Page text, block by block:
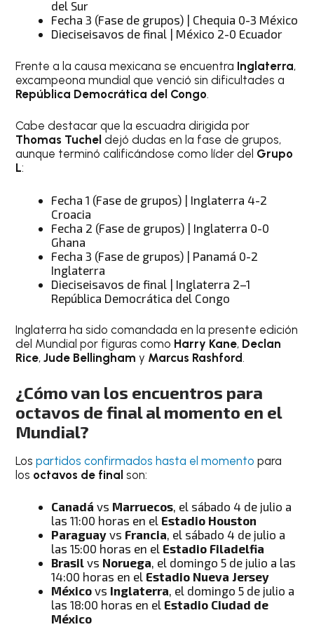
del Sur
Fecha 3 (Fase de grupos) | Chequia 0-3 México
Dieciseisavos de final | México 2-0 Ecuador
Frente a la causa mexicana se encuentra Inglaterra,
excampeona mundial que venció sin dificultades a
República Democrática del Congo.
Cabe destacar que la escuadra dirigida por
Thomas Tuchel dejó dudas en la fase de grupos,
aunque terminó calificándose como líder del Grupo
L:
Fecha 1 (Fase de grupos) | Inglaterra 4-2
Croacia
Fecha 2 (Fase de grupos) | Inglaterra 0-0
Ghana
Fecha 3 (Fase de grupos) | Panamá 0-2
Inglaterra
Dieciseisavos de final | Inglaterra 2–1
República Democrática del Congo
Inglaterra ha sido comandada en la presente edición
del Mundial por figuras como Harry Kane, Declan
Rice,Jude Bellinghamy Marcus Rashford.
¿Cómo van los encuentros para
octavos de final al momento en el
Mundial?
Lospartidos confirmados hasta el momentopara
los octavos de final son:
Canadá vs Marruecos, el sábado 4 de julio a
las 11:00 horas en el Estadio Houston
Paraguay vs Francia, el sábado 4 de julio a
las 15:00 horas en el Estadio Filadelfia
Brasil vs Noruega, el domingo 5 de julio a las
14:00 horas en el Estadio Nueva Jersey
México vs Inglaterra, el domingo 5 de julio a
las 18:00 horas en el Estadio Ciudad de
México